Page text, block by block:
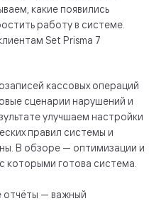
какие появились
работу в системе.
Set Prisma 7
кассовых операций
сценарии нарушений и
улучшаем настройки
правил системы и
В обзоре — оптимизации и
которыми готова система.
отчёты — важный